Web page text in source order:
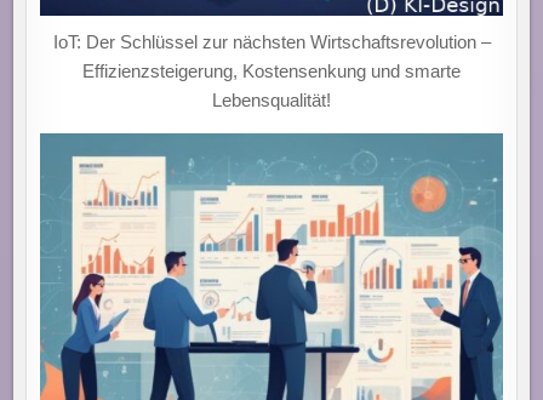
IoT: Der Schlüssel zur nächsten Wirtschaftsrevolution –
Effizienzsteigerung, Kostensenkung und smarte
Lebensqualität!